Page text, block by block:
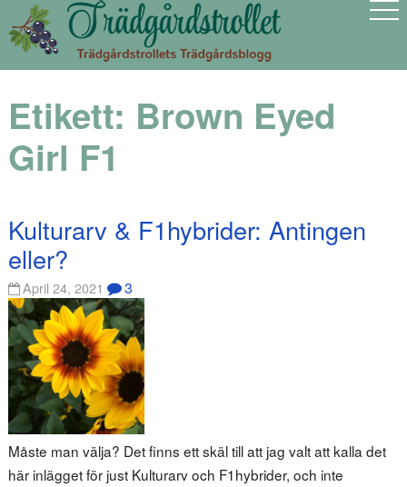
Etikett: Brown Eyed
Girl F1
Kulturarv & F1hybrider: Antingen
eller?
April 24, 2021 3
Måste man välja? Det finns ett skäl till att jag valt att kalla det
här inlägget för just Kulturarv och F1hybrider, och inte